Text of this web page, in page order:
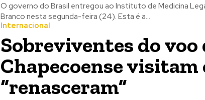
O governo do Brasil entregou ao Instituto de Medicina
Branco nesta segunda-feira (24). Esta é a...
Internacional
Sobreviventes do voo
Chapecoense visitam
“renasceram”